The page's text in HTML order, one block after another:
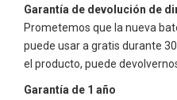
Garantía de devolución de
Prometemos que la nueva
puede usar a gratis durante
el producto, puede
Garantía de 1 año